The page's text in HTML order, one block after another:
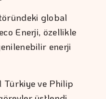
global
Enerji, özellikle
enerji
Türkiye ve Philip